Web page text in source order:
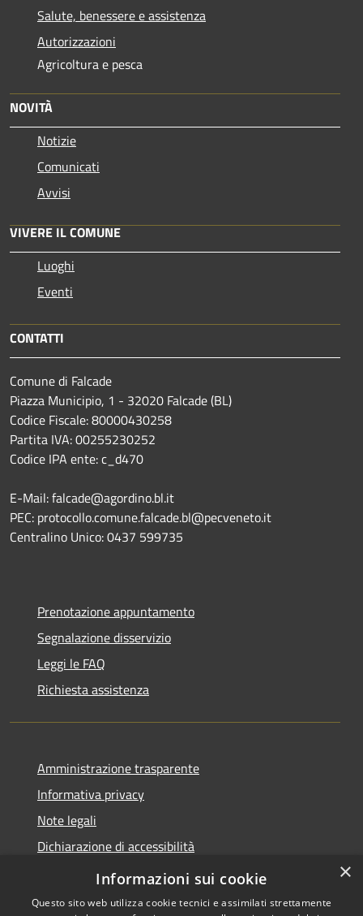
Salute, benessere e assistenza
Autorizzazioni
Agricoltura e pesca
NOVITÀ
Notizie
Comunicati
Avvisi
VIVERE IL COMUNE
Luoghi
Eventi
CONTATTI
Comune di Falcade
Piazza Municipio, 1 - 32020 Falcade (BL)
Codice Fiscale: 80000430258
Partita IVA: 00255230252
Codice IPA ente: c_d470
E-Mail: falcade@agordino.bl.it
PEC: protocollo.comune.falcade.bl@pecveneto.it
Centralino Unico: 0437 599735
Prenotazione appuntamento
Segnalazione disservizio
Leggi le FAQ
Richiesta assistenza
Amministrazione trasparente
Informativa privacy
Note legali
Dichiarazione di accessibilità
Dichiarazione di accessibilità App Municipium
×
Informazioni sui cookie
Questo sito web utilizza cookie tecnici e assimilati strettamente